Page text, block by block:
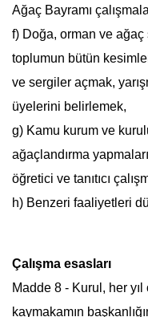
Ağaç Bayramı
f) Doğa, orman ve
toplumun bütün
ve sergiler açmak,
üyelerini belirlemek,
g) Kamu kurum ve
ağaçlandırma
öğretici ve tanıtıcı
h) Benzeri faaliyetleri
Çalışma esasları
Madde 8 - Kurul, her yıl
kaymakamın